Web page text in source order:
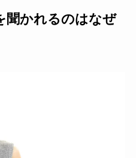
聞かれるのはなぜ